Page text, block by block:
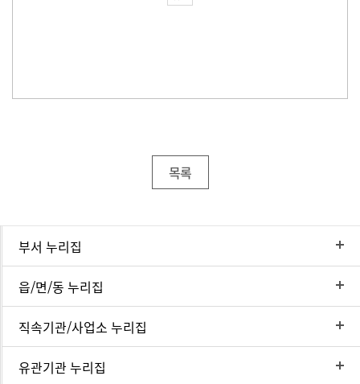
목록
부서 누리집
읍/면/동 누리집
직속기관/사업소 누리집
유관기관 누리집